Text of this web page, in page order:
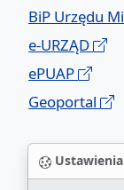
BiP Urzędu
e-URZĄD
ePUAP
Geoportal